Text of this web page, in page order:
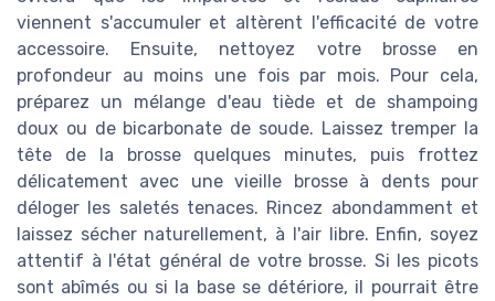
viennent s'accumuler et altèrent l'efficacité de votre
accessoire. Ensuite, nettoyez votre brosse en
profondeur au moins une fois par mois. Pour cela,
préparez un mélange d'eau tiède et de shampoing
doux ou de bicarbonate de soude. Laissez tremper la
tête de la brosse quelques minutes, puis frottez
délicatement avec une vieille brosse à dents pour
déloger les saletés tenaces. Rincez abondamment et
laissez sécher naturellement, à l'air libre. Enfin, soyez
attentif à l'état général de votre brosse. Si les picots
sont abîmés ou si la base se détériore, il pourrait être